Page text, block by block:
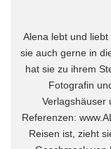
Alena lebt und
sie auch gerne in
hat sie zu ihrem
Fotografin
Verlagshäuser
Referenzen:
Reisen ist, zieht